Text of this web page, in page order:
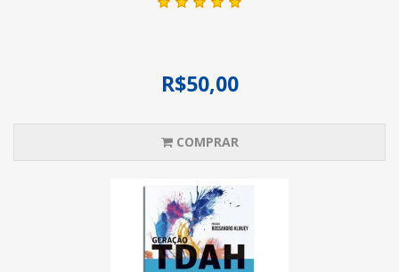
R$50,00
COMPRAR